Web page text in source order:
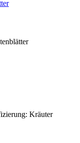
Kräuter